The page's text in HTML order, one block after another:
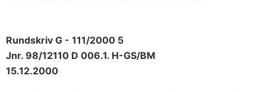
Rundskriv G - 111/2000 5
Jnr. 98/12110 D 006.1. H-GS/BM
15.12.2000